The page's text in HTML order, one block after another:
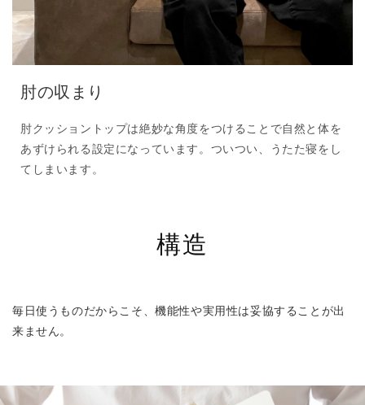
肘の収まり
肘クッショントップは絶妙な角度をつけることで自然と体を
あずけられる設定になっています。ついつい、うたた寝をし
てしまいます。
構造
毎日使うものだからこそ、機能性や実用性は妥協することが出
来ません。